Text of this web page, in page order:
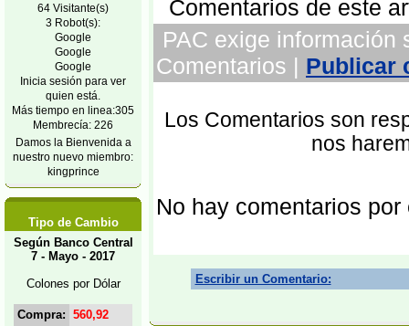
64 Visitante(s)
3 Robot(s):
Google
Google
Google
Inicia sesión para ver
quien está.
Más tiempo en linea:305
Membrecía: 226
Damos la Bienvenida a
nuestro nuevo miembro:
kingprince
Tipo de Cambio
Según Banco Central
7 - Mayo - 2017
Colones por Dólar
Compra: 560,92
Comentarios de este
PAC exige información
Comentarios | Publicar
Los Comentarios son
nos
No hay comentarios por
Escribir un Comentario: